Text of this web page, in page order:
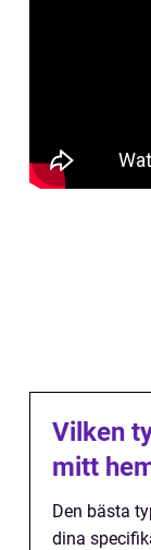
Vilken
mitt
Den bästa
dina